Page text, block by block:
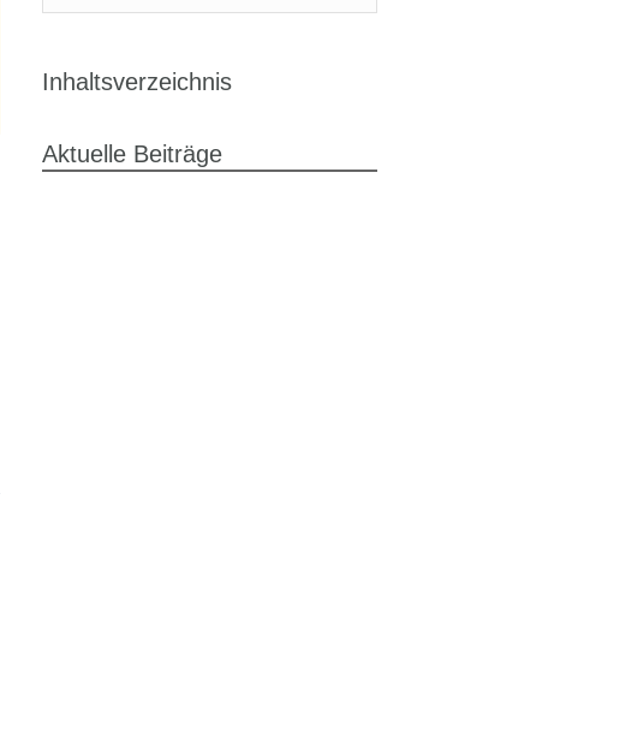
Inhaltsverzeichnis
Aktuelle Beiträge